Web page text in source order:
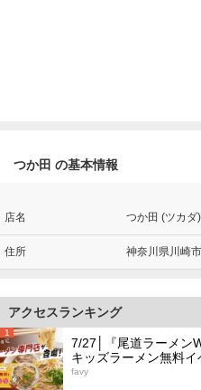
つか田 の基本情報
店名 つか田 (ツカダ)
住所 神奈川県川崎
アクセスランキング
1
7/27│『尾道ラーメン
キッズラーメン無料
favy